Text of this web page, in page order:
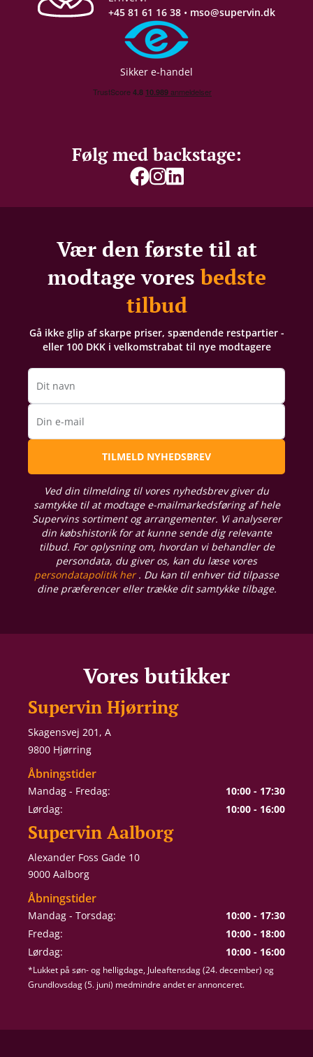
+45 81 61 16 38 • mso@supervin.dk
Sikker e-handel
Følg med backstage:
Vær den første til at
modtage voresbedste
tilbud
Gå ikke glip af skarpe priser, spændende restpartier -
eller 100 DKK i velkomstrabat til nye modtagere
Dit navn
Din e-mail
TILMELD NYHEDSBREV
Ved din tilmelding til vores nyhedsbrev giver du
samtykke til at modtage e-mailmarkedsføring af hele
Supervins sortiment og arrangementer. Vi analyserer
din købshistorik for at kunne sende dig relevante
tilbud. For oplysning om, hvordan vi behandler de
persondata, du giver os, kan du læse vores
persondatapolitik her. Du kan til enhver tid tilpasse
dine præferencer eller trække dit samtykke tilbage.
Vores butikker
Supervin Hjørring
Skagensvej 201, A
9800 Hjørring
Åbningstider
Mandag - Fredag:
10:00 - 17:30
Lørdag:
10:00 - 16:00
Supervin Aalborg
Alexander Foss Gade 10
9000 Aalborg
Åbningstider
Mandag - Torsdag:
10:00 - 17:30
Fredag:
10:00 - 18:00
Lørdag:
10:00 - 16:00
*Lukket på søn- og helligdage, Juleaftensdag (24. december) og
Grundlovsdag (5. juni) medmindre andet er annonceret.